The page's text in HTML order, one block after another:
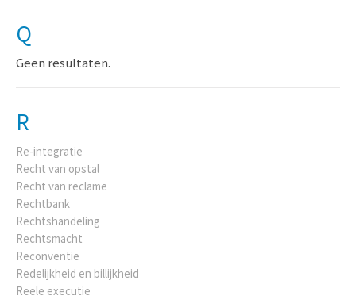
Q
Geen resultaten.
R
Re-integratie
Recht van opstal
Recht van reclame
Rechtbank
Rechtshandeling
Rechtsmacht
Reconventie
Redelijkheid en billijkheid
Reele executie